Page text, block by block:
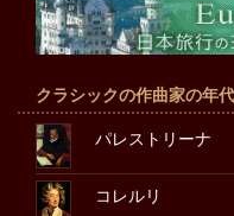
クラシックの作曲家の年
パレストリーナ
コレルリ